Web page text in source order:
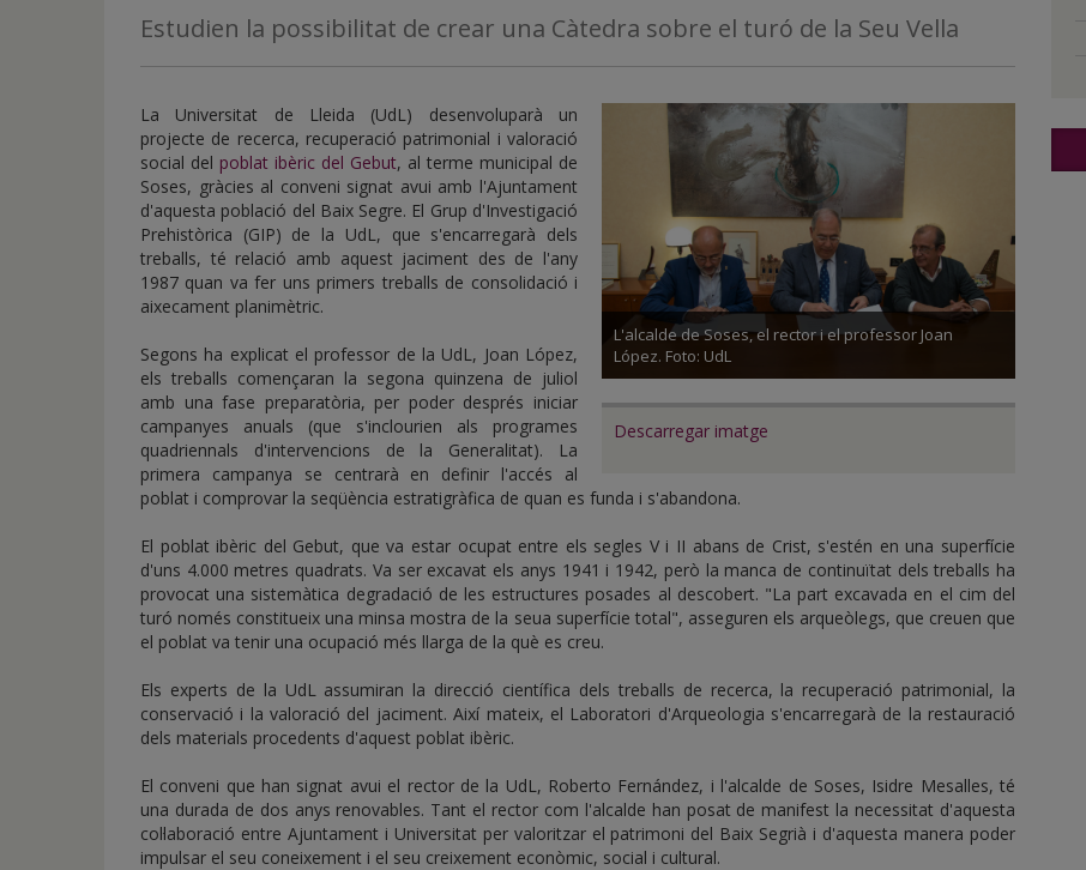
inicio
Estudien la possibilitat de crear una Càtedra sobre el turó de la Seu Vella
L'alcalde de Soses, el rector i el professor Joan
López. Foto: UdL
Descarregar imatge
La Universitat de Lleida (UdL) desenvoluparà un
projecte de recerca, recuperació patrimonial i valoració
social del poblat ibèric del Gebut, al terme municipal de
Soses, gràcies al conveni signat avui amb l'Ajuntament
d'aquesta població del Baix Segre. El Grup d'Investigació
Prehistòrica (GIP) de la UdL, que s'encarregarà dels
treballs, té relació amb aquest jaciment des de l'any
1987 quan va fer uns primers treballs de consolidació i
aixecament planimètric.
Segons ha explicat el professor de la UdL, Joan López,
els treballs començaran la segona quinzena de juliol
amb una fase preparatòria, per poder després iniciar
campanyes anuals (que s'inclourien als programes
quadriennals d'intervencions de la Generalitat). La
primera campanya se centrarà en definir l'accés al
poblat i comprovar la seqüència estratigràfica de quan es funda i s'abandona.
El poblat ibèric del Gebut, que va estar ocupat entre els segles V i II abans de Crist, s'estén en una superfície
d'uns 4.000 metres quadrats. Va ser excavat els anys 1941 i 1942, però la manca de continuïtat dels treballs ha
provocat una sistemàtica degradació de les estructures posades al descobert. "La part excavada en el cim del
turó només constitueix una minsa mostra de la seua superfície total", asseguren els arqueòlegs, que creuen que
el poblat va tenir una ocupació més llarga de la què es creu.
Els experts de la UdL assumiran la direcció científica dels treballs de recerca, la recuperació patrimonial, la
conservació i la valoració del jaciment. Així mateix, el Laboratori d'Arqueologia s'encarregarà de la restauració
dels materials procedents d'aquest poblat ibèric.
El conveni que han signat avui el rector de la UdL, Roberto Fernández, i l'alcalde de Soses, Isidre Mesalles, té
una durada de dos anys renovables. Tant el rector com l'alcalde han posat de manifest la necessitat d'aquesta
col·laboració entre Ajuntament i Universitat per valoritzar el patrimoni del Baix Segrià i d'aquesta manera poder
impulsar el seu coneixement i el seu creixement econòmic, social i cultural.